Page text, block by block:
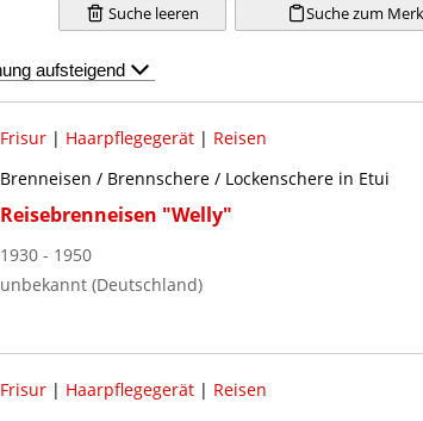
Suche leeren Suche zum
Frisur| Haarpflegegerät| Reisen
Brenneisen / Brennschere / Lockenschere in Etui
Reisebrenneisen "Welly"
1930 - 1950
unbekannt (Deutschland)
Frisur| Haarpflegegerät| Reisen